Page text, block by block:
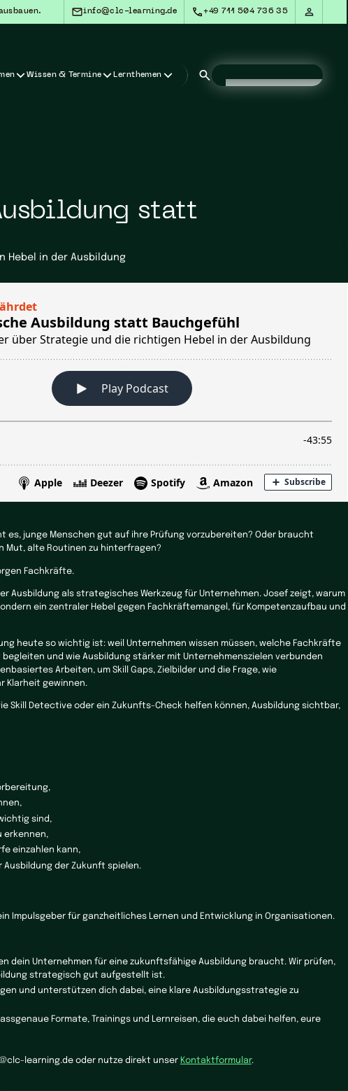
info@clc-learning.de +49 711 504 736 35
Wissen & Termine Lernthemen
statt
Hebel in der Ausbildung
es, junge Menschen gut auf ihre Prüfung vorzubereiten? Oder braucht
Mut, alte Routinen zu hinterfragen?
Fachkräfte.
Ausbildung als strategisches Werkzeug für Unternehmen. Josef zeigt, warum
ein zentraler Hebel gegen Fachkräftemangel, für Kompetenzaufbau und
heute so wichtig ist: weil Unternehmen wissen müssen, welche Fachkräfte
und wie Ausbildung stärker mit Unternehmenszielen verbunden
Arbeiten, um Skill Gaps, Zielbilder und die Frage, wie
Klarheit gewinnen.
Skill Detective oder ein Zukunfts-Check helfen können, Ausbildung sichtbar,
sind,
erkennen,
einzahlen kann,
Ausbildung der Zukunft spielen.
Impulsgeber für ganzheitliches Lernen und Entwicklung in Organisationen.
dein Unternehmen für eine zukunftsfähige Ausbildung braucht. Wir prüfen,
strategisch gut aufgestellt ist.
und unterstützen dich dabei, eine klare Ausbildungsstrategie zu
Formate, Trainings und Lernreisen, die euch dabei helfen, eure
learning.de oder nutze direkt unser Kontaktformular.